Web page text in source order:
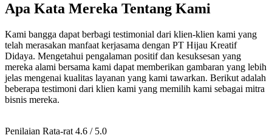
Apa Kata Mereka Tentang Kami
Kami bangga dapat berbagi testimonial dari klien-klien kami yang
telah merasakan manfaat kerjasama dengan PT Hijau Kreatif
Didaya. Mengetahui pengalaman positif dan kesuksesan yang
mereka alami bersama kami dapat memberikan gambaran yang lebih
jelas mengenai kualitas layanan yang kami tawarkan. Berikut adalah
beberapa testimoni dari klien kami yang memilih kami sebagai mitra
bisnis mereka.
Penilaian Rata-rat 4.6 / 5.0